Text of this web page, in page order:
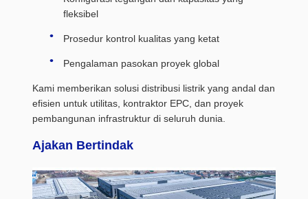
fleksibel
Prosedur kontrol kualitas yang ketat
Pengalaman pasokan proyek global
Kami memberikan solusi distribusi listrik yang andal dan
efisien untuk utilitas, kontraktor EPC, dan proyek
pembangunan infrastruktur di seluruh dunia.
Ajakan Bertindak